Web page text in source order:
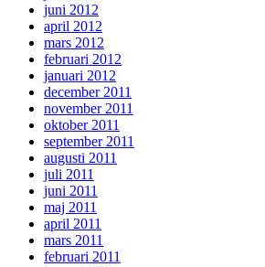
juni 2012
april 2012
mars 2012
februari 2012
januari 2012
december 2011
november 2011
oktober 2011
september 2011
augusti 2011
juli 2011
juni 2011
maj 2011
april 2011
mars 2011
februari 2011